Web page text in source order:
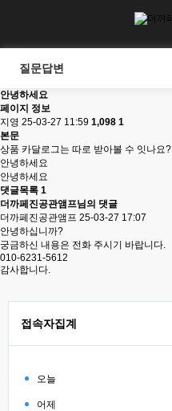
질문답변
안녕하세요
페이지 정보
지영 25-03-27 11:59 1,098 1
본문
상품 카달로그는 따로 받아볼 수 잇나요?
안녕하세요
안녕하세요
댓글목록 1
더까페진공관앰프님의 댓글
더까페진공관앰프 25-03-27 17:07
안녕하십니까?
궁금하신 내용은 전화 주시기 바랍니다.
010-6231-5612
감사합니다.
접속자집계
오늘
어제